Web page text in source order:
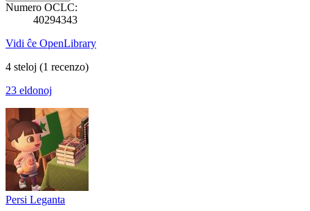
Numero OCLC:
40294343
Vidi ĉe OpenLibrary
4 steloj (1 recenzo)
23 eldonoj
Persi Leganta